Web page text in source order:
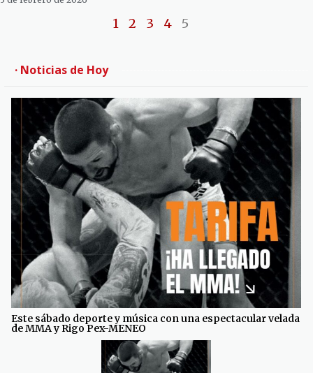
1 2 3 4 5
· Noticias de Hoy
Este sábado deporte y música con una espectacular velada
de MMA y Rigo Pex-MENEO